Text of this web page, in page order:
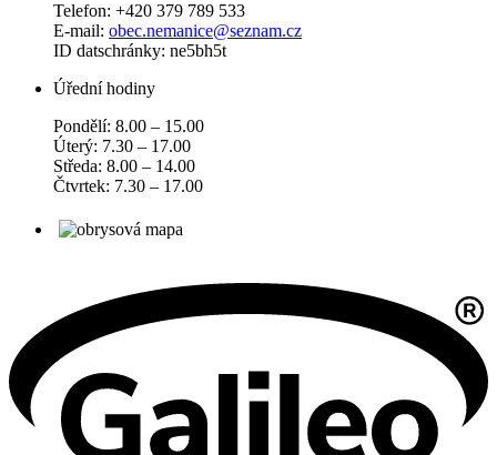
Telefon: +420 379 789 533
E-mail: obec.nemanice@seznam.cz
ID datschránky: ne5bh5t
Úřední hodiny
Pondělí: 8.00 – 15.00
Úterý: 7.30 – 17.00
Středa: 8.00 – 14.00
Čtvrtek: 7.30 – 17.00